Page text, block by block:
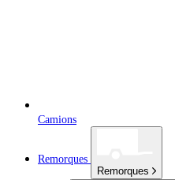
Camions
Remorques
Remorques